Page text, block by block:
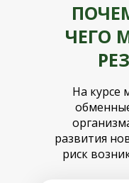
ЧЕГО
На курсе
развития
риск